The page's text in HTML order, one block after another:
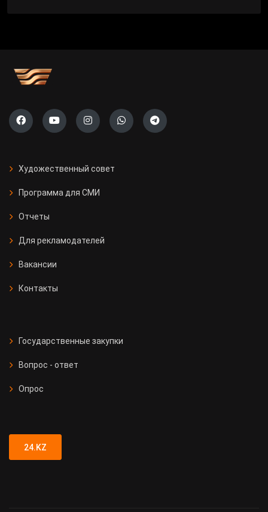
Художественный совет
Программа для СМИ
Отчеты
Для рекламодателей
Вакансии
Контакты
Государственные закупки
Вопрос - ответ
Опрос
24.KZ